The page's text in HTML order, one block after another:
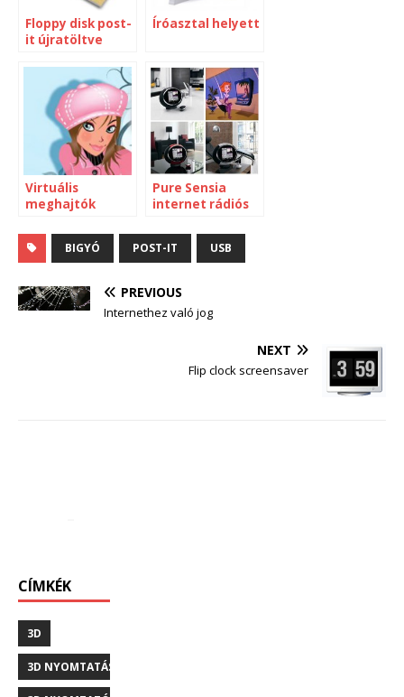
Floppy disk post-
it újratöltve
Íróasztal helyett
Virtuális
meghajtók
[Windows]
Pure Sensia
internet rádiós
BIGYÓ POST-IT USB
PREVIOUS
Internethez való jog
NEXT
Flip clock screensaver
CÍMKÉK
3D
3D NYOMTATÁS